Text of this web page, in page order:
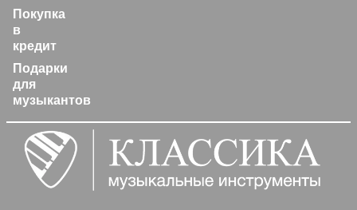
Покупка
в
кредит
Подарки
для
музыкантов